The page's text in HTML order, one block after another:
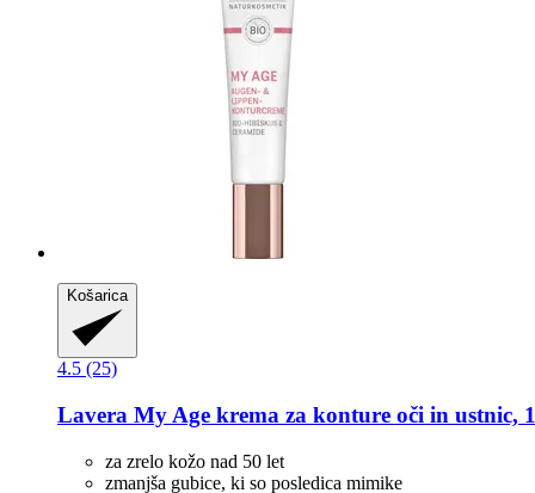
Košarica
4.5 (25)
Lavera My Age krema za konture oči in ustnic,
za zrelo kožo nad 50 let
zmanjša gubice, ki so posledica mimike